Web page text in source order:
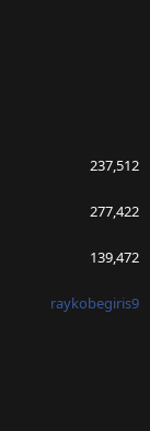
237,512
277,422
139,472
raykobegiris9